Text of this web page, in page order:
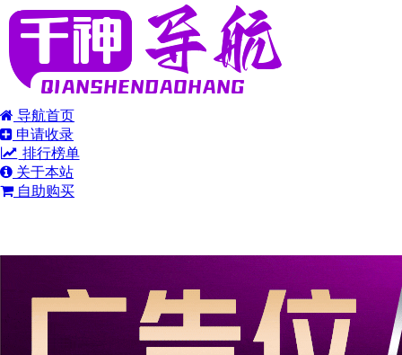
导航首页
申请收录
排行榜单
关于本站
自助购买